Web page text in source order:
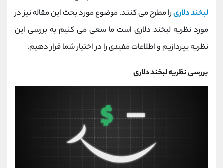
لبخند دلاریرا مطرح می کنند. موضوع مورد بحث این مقاله نیز در
مورد نظریه لبخند دلاری است ما سعی می کنیم به بررسی این
نظریه بپردازیم و اطلاعات مفیدی را در اختیار شما قرار دهیم.
بررسی نظریه لبخند دلاری